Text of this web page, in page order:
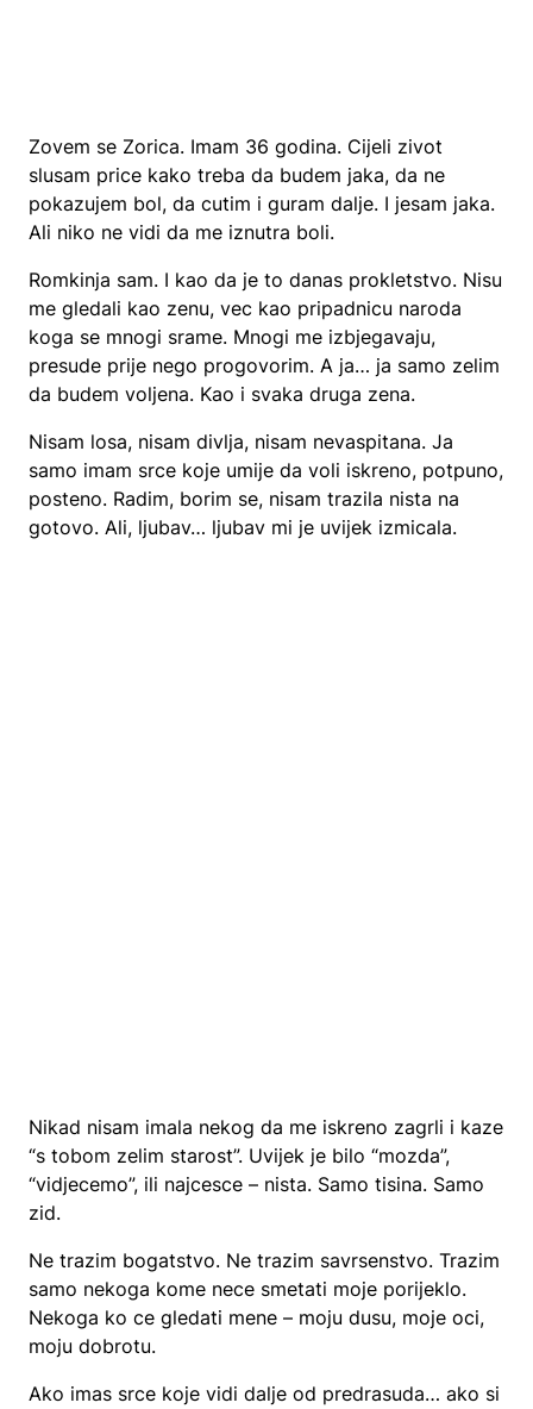
Zovem se Zorica. Imam 36 godina. Cijeli zivot
slusam price kako treba da budem jaka, da ne
pokazujem bol, da cutim i guram dalje. I jesam jaka.
Ali niko ne vidi da me iznutra boli.
Romkinja sam. I kao da je to danas prokletstvo. Nisu
me gledali kao zenu, vec kao pripadnicu naroda
koga se mnogi srame. Mnogi me izbjegavaju,
presude prije nego progovorim. A ja… ja samo zelim
da budem voljena. Kao i svaka druga zena.
Nisam losa, nisam divlja, nisam nevaspitana. Ja
samo imam srce koje umije da voli iskreno, potpuno,
posteno. Radim, borim se, nisam trazila nista na
gotovo. Ali, ljubav… ljubav mi je uvijek izmicala.
Nikad nisam imala nekog da me iskreno zagrli i kaze
“s tobom zelim starost”. Uvijek je bilo “mozda”,
“vidjecemo”, ili najcesce – nista. Samo tisina. Samo
zid.
Ne trazim bogatstvo. Ne trazim savrsenstvo. Trazim
samo nekoga kome nece smetati moje porijeklo.
Nekoga ko ce gledati mene – moju dusu, moje oci,
moju dobrotu.
Ako imas srce koje vidi dalje od predrasuda… ako si